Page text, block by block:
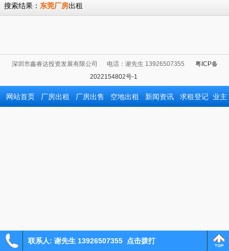
搜索结果： 东莞厂房出租
联系人: 谢先生 13926507355 点击拨打
深圳市鑫睿达投资发展有限公司 电话：谢先生 13926507355 粤ICP备
2022154802号-1
网站首页 厂房出租 厂房出售 空地出租 新闻资讯 求租登记 业主